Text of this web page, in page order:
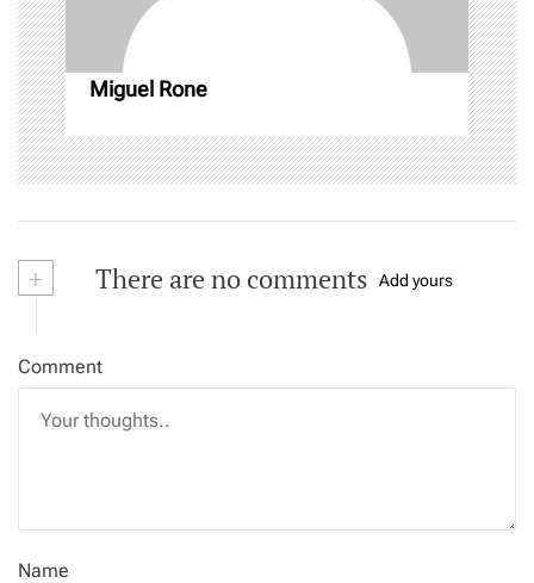
Miguel Rone
+ There are no comments Add yours
Comment
Name